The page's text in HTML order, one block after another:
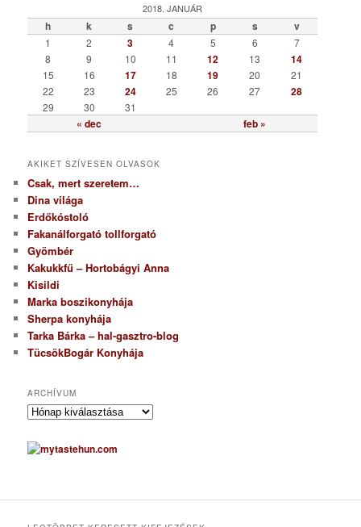
ó
r
2018. JANUÁR
h k s c p s v
« dec feb »
1 2 3 4 5 6
7
8
9 10 11 12 13 14
15 16 17 18 19 20
21
22
23 24 25 26 27 28
29 30 31
AKIKET SZÍVESEN OLVASOK
Csak, mert szeretem…
Dina világa
Erdőkóstoló
Fakanálforgató tollforgató
Gyömbér
Kakukkfű – Hortobágyi Anna
Kisildi
Marka boszikonyhája
Sherpa konyhája
Tarka Bárka – hal-gasztro-blog
TücsökBogár Konyhája
ARCHÍVUM
A
c
h
u